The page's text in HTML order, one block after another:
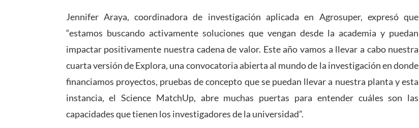
Jennifer Araya, coordinadora de investigación aplicada en Agrosuper, expresó que
“estamos buscando activamente soluciones que vengan desde la academia y puedan
impactar positivamente nuestra cadena de valor. Este año vamos a llevar a cabo nuestra
cuarta versión de Explora, una convocatoria abierta al mundo de la investigación en donde
financiamos proyectos, pruebas de concepto que se puedan llevar a nuestra planta y esta
instancia, el Science MatchUp, abre muchas puertas para entender cuáles son las
capacidades que tienen los investigadores de la universidad”.